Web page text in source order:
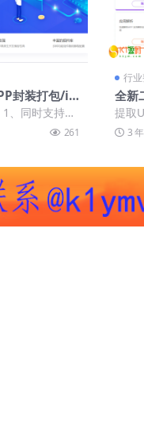
封装打包/io
打包/企业签
、同时支持安
2、支持安卓
261
行
全新
源码
提取
制作
3